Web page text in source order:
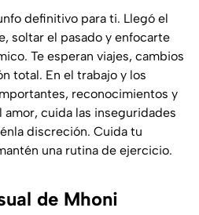
definitivo para ti. Llegó el
soltar el pasado y enfocarte
Te esperan viajes, cambios
total. En el trabajo y los
reconocimientos y
amor, cuida las inseguridades
discreción. Cuida tu
una rutina de ejercicio.
de Mhoni